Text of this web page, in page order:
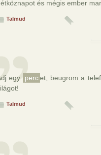
és mégis ember
Talmud
egy perc et, beugrom a
Talmud